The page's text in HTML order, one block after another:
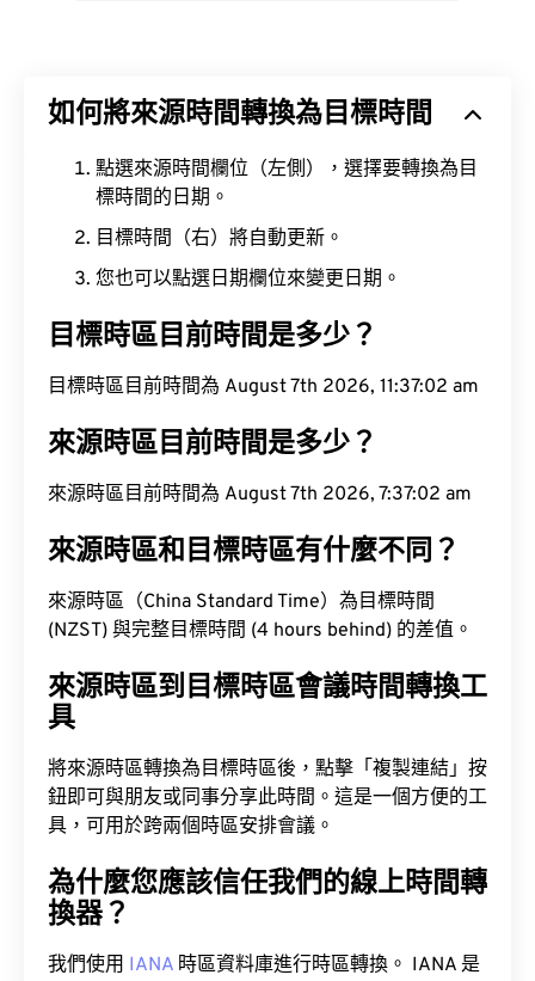
如何將來源時間轉換為目標時間
點選來源時間欄位（左側），選擇要轉換為目
標時間的日期。
目標時間（右）將自動更新。
您也可以點選日期欄位來變更日期。
目標時區目前時間是多少？
目標時區目前時間為 August 7th 2026, 11:37:03 am
來源時區目前時間是多少？
來源時區目前時間為 August 7th 2026, 7:37:03 am
來源時區和目標時區有什麼不同？
來源時區（China Standard Time）為目標時間
(NZST) 與完整目標時間 (4 hours behind) 的差值。
來源時區到目標時區會議時間轉換工
具
將來源時區轉換為目標時區後，點擊「複製連結」按
鈕即可與朋友或同事分享此時間。這是一個方便的工
具，可用於跨兩個時區安排會議。
為什麼您應該信任我們的線上時間轉
換器？
我們使用 IANA 時區資料庫進行時區轉換。 IANA 是